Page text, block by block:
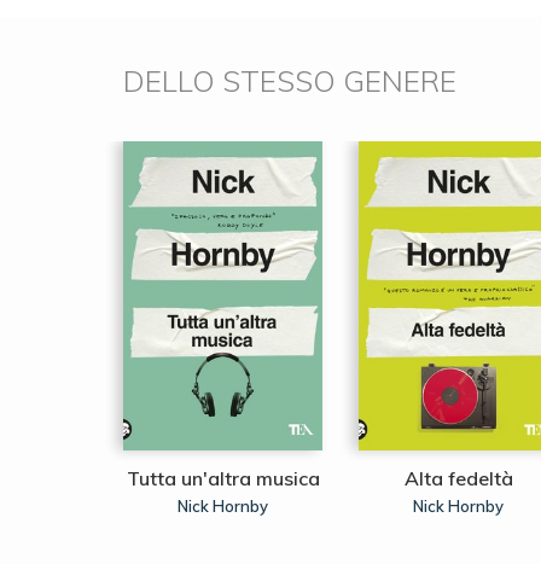
DELLO STESSO GENERE
Tutta un'altra musica
Nick Hornby
Alta fedeltà
Nick Hornby